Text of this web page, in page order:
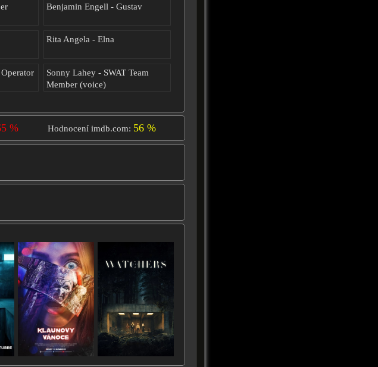
Benjamin Engell - Gustav
Rita Angela - Elna
Sonny Lahey - SWAT Team
Member (voice)
% Hodnocení imdb.com: 56 %